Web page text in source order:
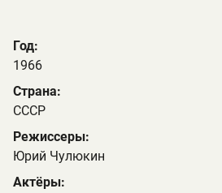
Год:
1966
Страна:
СССР
Режиссеры:
Юрий Чулюкин
Актёры: